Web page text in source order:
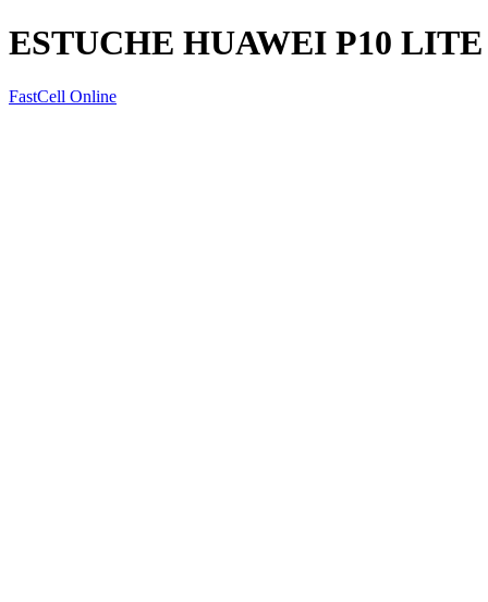
ESTUCHE HUAWEI P10
FastCell Online